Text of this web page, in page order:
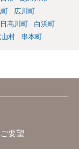
居中なのか、夫
）がよくわから
のかを正確に検
広川町
日高川町
白浜町
村 串本町
要望